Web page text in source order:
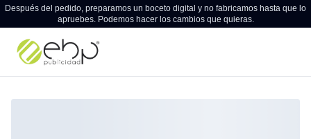
Después del pedido, preparamos un boceto digital y no fabricamos hasta que lo
apruebes. Podemos hacer los cambios que quieras.